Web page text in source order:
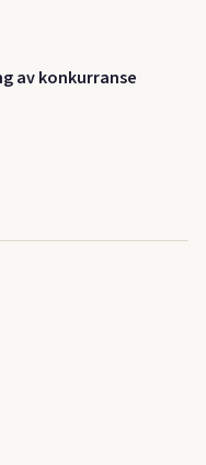
av konkurranse